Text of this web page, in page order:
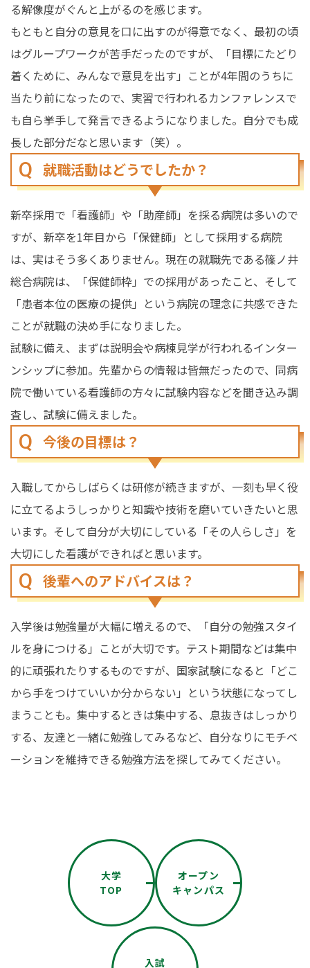
る解像度がぐんと上がるのを感じます。
もともと自分の意見を口に出すのが得意でなく、最初の頃
はグループワークが苦手だったのですが、「目標にたどり
着くために、みんなで意見を出す」ことが4年間のうちに
当たり前になったので、実習で行われるカンファレンスで
も自ら挙手して発言できるようになりました。自分でも成
長した部分だなと思います（笑）。
就職活動はどうでしたか？
新卒採用で「看護師」や「助産師」を採る病院は多いので
すが、新卒を1年目から「保健師」として採用する病院
は、実はそう多くありません。現在の就職先である篠ノ井
総合病院は、「保健師枠」での採用があったこと、そして
「患者本位の医療の提供」という病院の理念に共感できた
ことが就職の決め手になりました。
試験に備え、まずは説明会や病棟見学が行われるインター
ンシップに参加。先輩からの情報は皆無だったので、同病
院で働いている看護師の方々に試験内容などを聞き込み調
査し、試験に備えました。
今後の目標は？
入職してからしばらくは研修が続きますが、一刻も早く役
に立てるようしっかりと知識や技術を磨いていきたいと思
います。そして自分が大切にしている「その人らしさ」を
大切にした看護ができればと思います。
後輩へのアドバイスは？
入学後は勉強量が大幅に増えるので、「自分の勉強スタイ
ルを身につける」ことが大切です。テスト期間などは集中
的に頑張れたりするものですが、国家試験になると「どこ
から手をつけていいか分からない」という状態になってし
まうことも。集中するときは集中する、息抜きはしっかり
する、友達と一緒に勉強してみるなど、自分なりにモチベ
ーションを維持できる勉強方法を探してみてください。
大学
TOP
オープン
キャンパス
入試